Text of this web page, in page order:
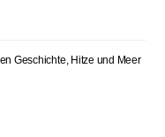
Geschichte, Hitze und Meer